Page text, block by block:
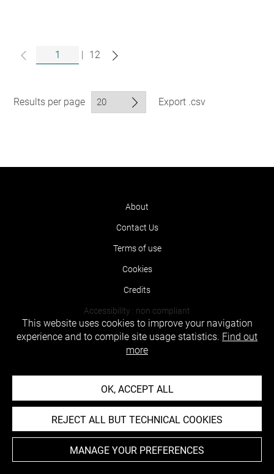
| 12
Results per page Export .csv
About
Contact Us
Terms of use
Cookies
Credits
Accessibility : non compliant
This website uses cookies to improve your navigation
experience and to compile site usage statistics. Find out
more
OK, ACCEPT ALL
REJECT ALL BUT TECHNICAL COOKIES
MANAGE YOUR PREFERENCES